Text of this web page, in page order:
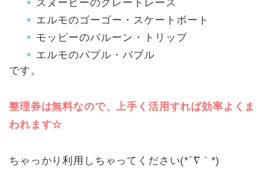
スヌーピーのグレートレース
エルモのゴーゴー・スケートボート
モッピーのバルーン・トリップ
エルモのバブル・バブル
です。
整理券は無料なので、上手く活用すれば効率よくま
われます☆
ちゃっかり利用しちゃってください(*´∇｀*)